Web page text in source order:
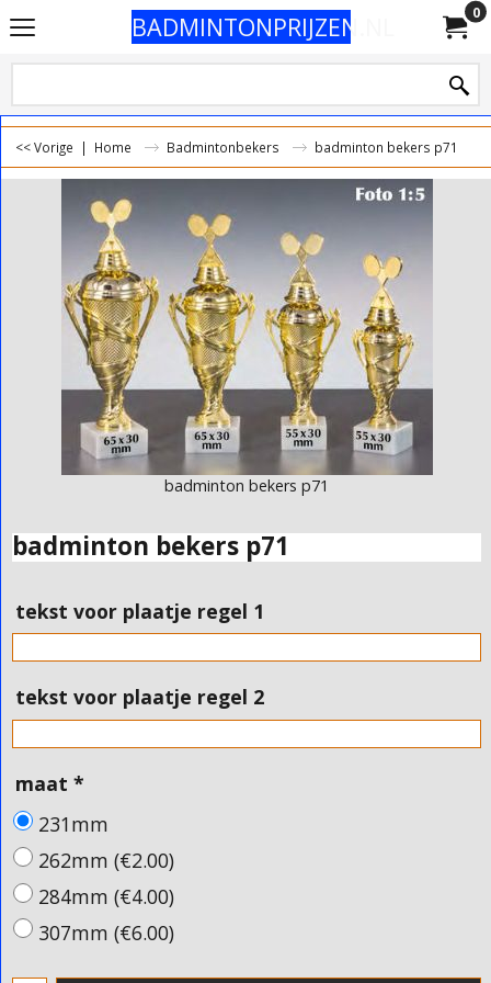
BADMINTONPRIJZEN.NL 0
<< Vorige | Home Badmintonbekers badminton bekers p71
badminton bekers p71
badminton bekers p71
tekst voor plaatje regel 1
tekst voor plaatje regel 2
maat *
231mm
262mm (€2.00)
284mm (€4.00)
307mm (€6.00)